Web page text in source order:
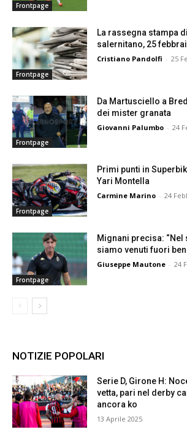
Frontpage
Frontpage
La rassegna stampa
salernitano, 25
Cristiano Pandolfi - 25
Frontpage
Da Martusciello a
dei mister granata
Giovanni Palumbo - 24
Frontpage
Primi punti in
Yari Montella
Carmine Marino - 24
Frontpage
Mignani precisa:
siamo venuti fuori
Giuseppe Mautone - 24
NOTIZIE POPOLARI
Serie D, Girone H:
vetta, pari nel derby
ancora ko
13 Aprile 2025